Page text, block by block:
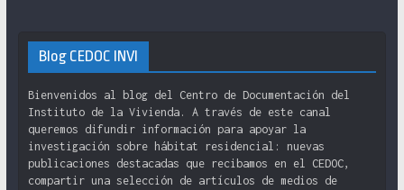
Blog CEDOC INVI
Bienvenidos al blog del Centro de Documentación del
Instituto de la Vivienda. A través de este canal
queremos difundir información para apoyar la
investigación sobre hábitat residencial: nuevas
publicaciones destacadas que recibamos en el CEDOC,
compartir una selección de artículos de medios de